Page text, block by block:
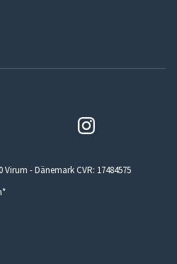
- Dänemark CVR: 17484575